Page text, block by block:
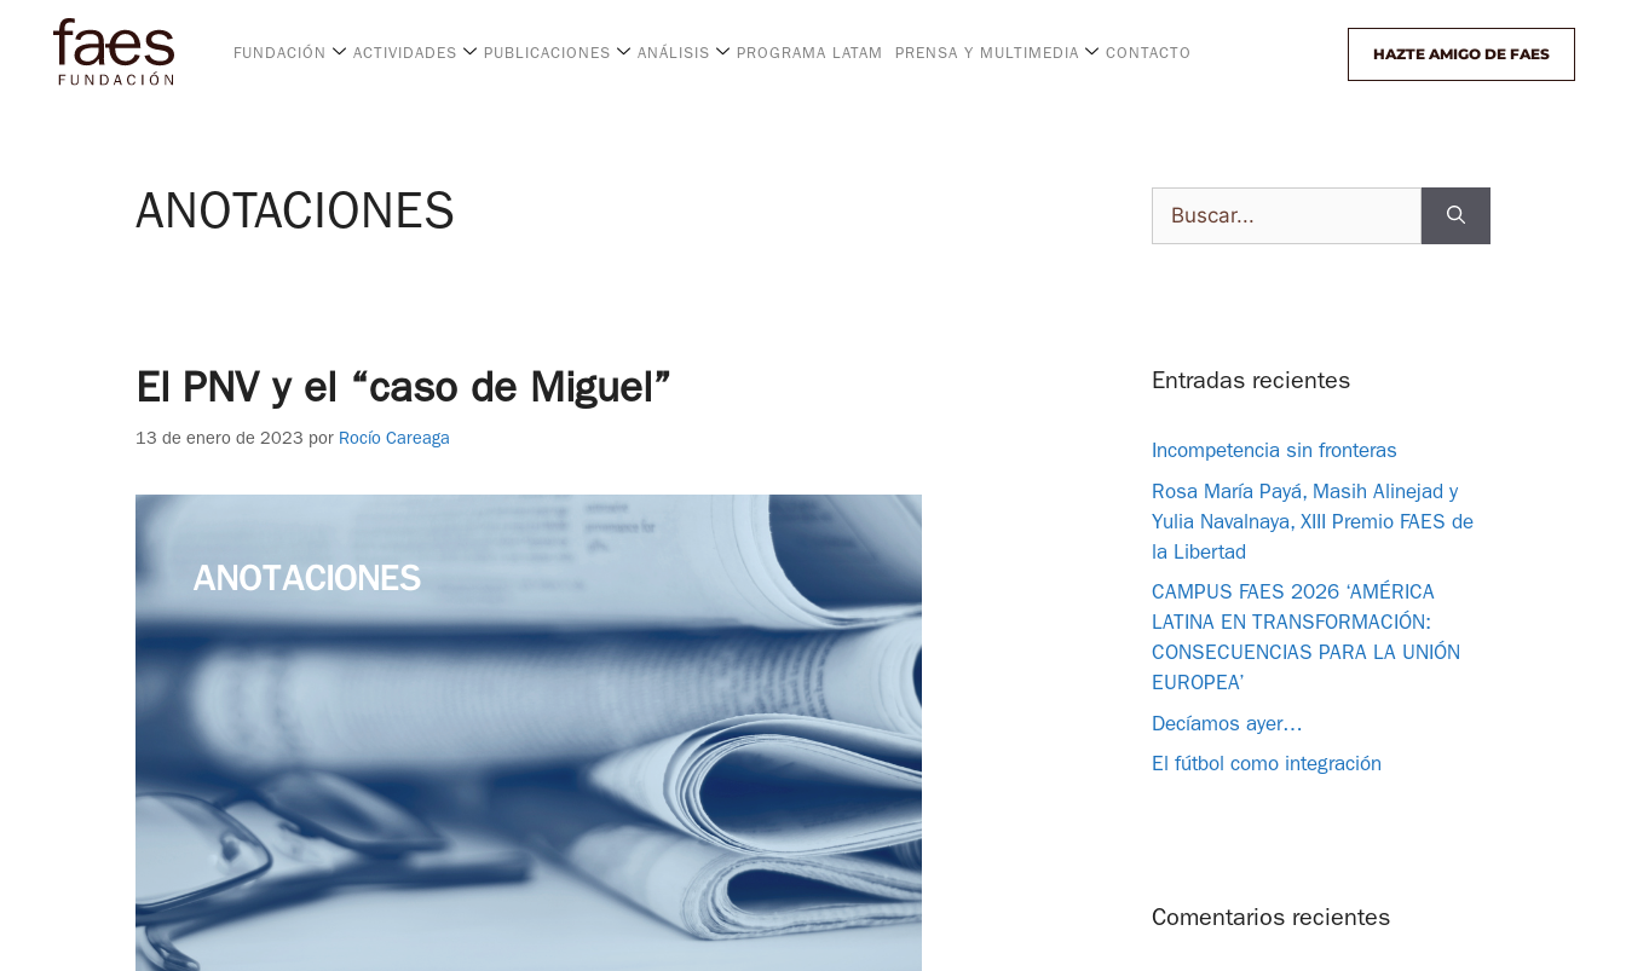
FUNDACIÓN ACTIVIDADES PUBLICACIONES ANÁLISIS PROGRAMA LATAM PRENSA Y MULTIMEDIA CONTACTO HAZTE AMIGO DE FAES
ANOTACIONES
El PNV y el “caso de Miguel”
13 de enero de 2023 por Rocío Careaga
Entradas recientes
Incompetencia sin fronteras
Rosa María Payá, Masih Alinejad y
Yulia Navalnaya, XIII Premio FAES de
la Libertad
CAMPUS FAES 2026 ‘AMÉRICA
LATINA EN TRANSFORMACIÓN:
CONSECUENCIAS PARA LA UNIÓN
EUROPEA’
Decíamos ayer…
El fútbol como integración
Comentarios recientes